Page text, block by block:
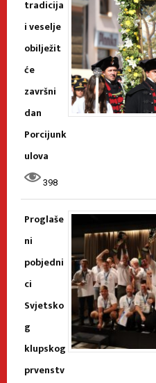
tradicija
i veselje
obilježit
će
završni
dan
Porcijunk
ulova
398
Proglaše
ni
pobjedni
ci
Svjetsko
g
klupskog
prvenstv